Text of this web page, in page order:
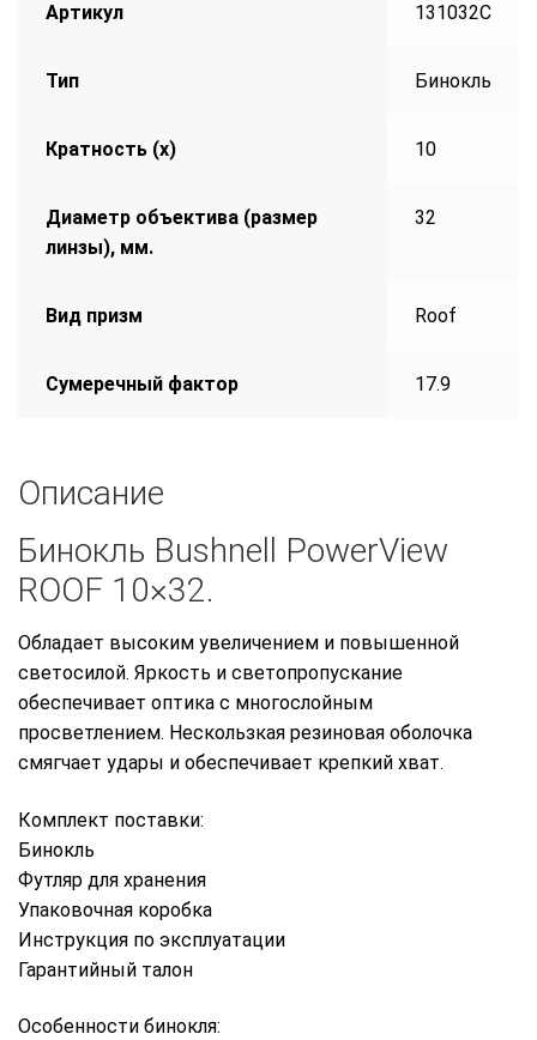
Артикул 131032C
Тип Бинокль
Кратность (х) 10
Диаметр объектива (размер
линзы), мм.
32
Вид призм Roof
Сумеречный фактор 17.9
Описание
Бинокль Bushnell PowerView
ROOF 10×32.
Обладает высоким увеличением и повышенной
светосилой. Яркость и светопропускание
обеспечивает оптика с многослойным
просветлением. Нескользкая резиновая оболочка
смягчает удары и обеспечивает крепкий хват.
Комплект поставки:
Бинокль
Футляр для хранения
Упаковочная коробка
Инструкция по эксплуатации
Гарантийный талон
Особенности бинокля: